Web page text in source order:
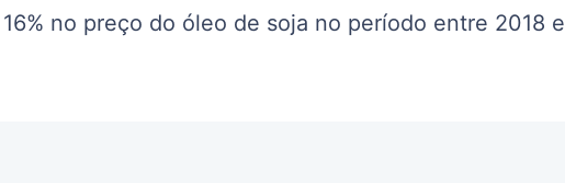
no preço do óleo de soja no período entre 2018 e